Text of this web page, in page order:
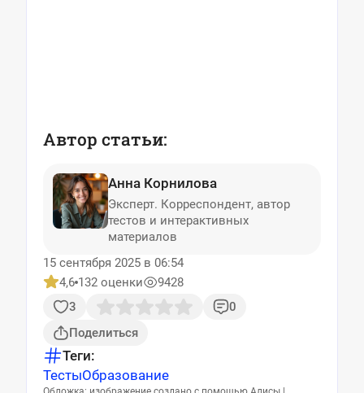
Автор статьи:
Анна Корнилова
Эксперт. Корреспондент, автор
тестов и интерактивных
материалов
15 сентября 2025 в 06:54
4,6 132 оценки
9428
3
0
Поделиться
Теги:
ТестыОбразование